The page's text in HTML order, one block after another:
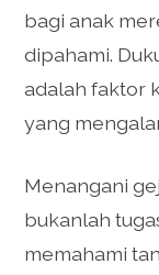
bagi anak
dipahami.
adalah faktor
yang
Menangani
bukanlah
memahami